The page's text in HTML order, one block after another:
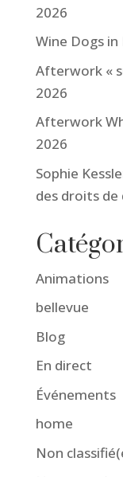
2026
Wine Dogs
Afterwork «
2026
Afterwork
2026
Sophie
des droits de
Animations
bellevue
Blog
En direct
Événements
home
Non